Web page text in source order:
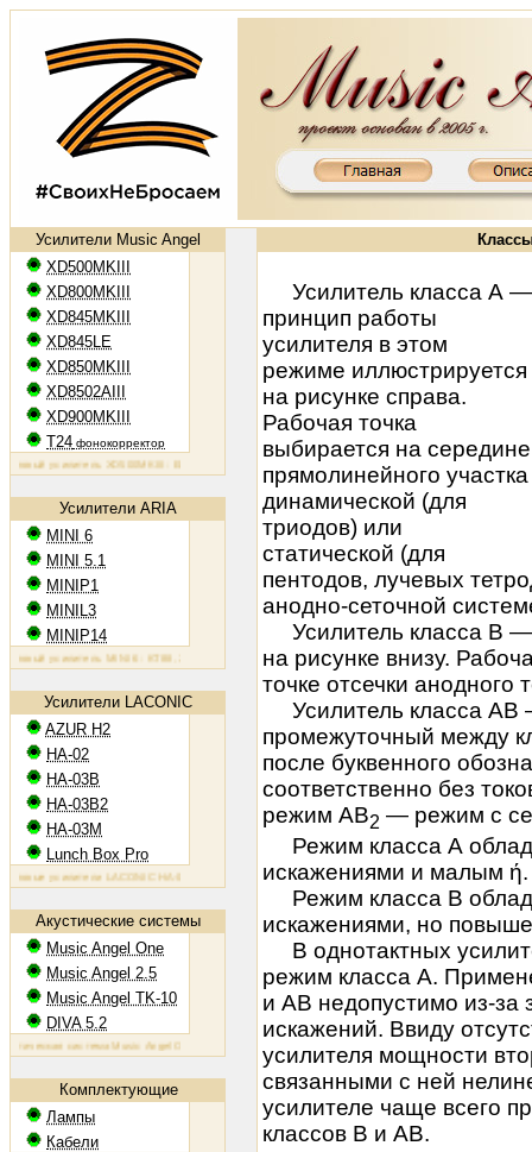
Усилители Music Angel
XD500MKIII
XD800MKIII
XD845MKIII
XD845LE
XD850MKIII
XD8502AIII
XD900MKIII
T24 фонокорректор
усилитель XD500MKIII: EL34, 2х50 Вт Ламповый усилитель XD800MKIII: KT88, 2х65 Вт
Усилители ARIA
MINI 6
MINI 5.1
MINIP1
MINIL3
MINIP14
усилитель MINI 6: KT88, 2х60 Вт Ламповый усилитель MINIP1: 6AQ5, 2х10 ВтЛамповый
Усилители LACONIC
AZUR H2
HA-02
HA-03B
HA-03B2
HA-03M
Lunch Box Pro
усилители LACONIC HA-02,03B/B2/M: 6N6P, 2х1,2 Вт на 300 Ом
Акустические системы
Music Angel One
Music Angel 2.5
Music Angel TK-10
DIVA 5.2
система Music Angel One: 20 - 100 Вт, 38 Гц - 30 кГц, 86 Дб/Вт/м Акустическая система
Комплектующие
Лампы
Кабели
Усилитель класса А —
принцип работы
усилителя в этом
режиме иллюстрируется
на рисунке справа.
Рабочая точка
выбирается на середине
прямолинейного участка
динамической (для
триодов) или
статической (для
пентодов, лучевых
анодно-сеточной
Усилитель класса В —
на рисунке внизу.
точке отсечки анодного
Усилитель класса АВ
промежуточный между
после буквенного
соответственно без
режим АВ2 — режим с
Режим класса А
искажениями и малым ή.
Режим класса В
искажениями, но
В однотактных
режим класса А.
и АВ недопустимо из-за
искажений. Ввиду
усилителя мощности
связанными с ней
усилителе чаще всего
классов В и АВ.